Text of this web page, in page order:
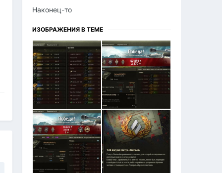
Наконец-то
ИЗОБРАЖЕНИЯ В ТЕМЕ